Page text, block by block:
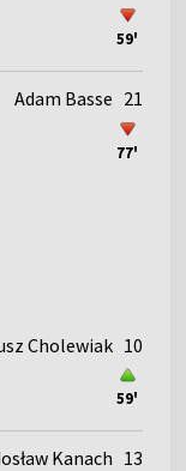
59'
77'
Adam Basse 21
59'
Cholewiak 10
Kanach 13